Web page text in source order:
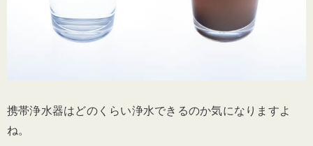
携帯浄水器はどのくらい浄水できるのか気になりますよ
ね。